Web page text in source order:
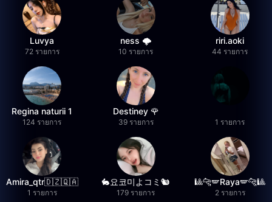
Luvya
72 รายการ
ness 🌩️
10 รายการ
riri.aoki
44 รายการ
Regina naturii 1
124 รายการ
Destiney 🌹
39 รายการ 1 รายการ
Amira_qtr🇩🇿🇶🇦
1 รายการ
🐇요코미よコミ🐿
179 รายการ
🎱🐆🪽Raya🪽🐆🎱
2 รายการ